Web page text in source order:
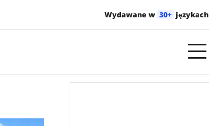
Wydawane w 30+ językach